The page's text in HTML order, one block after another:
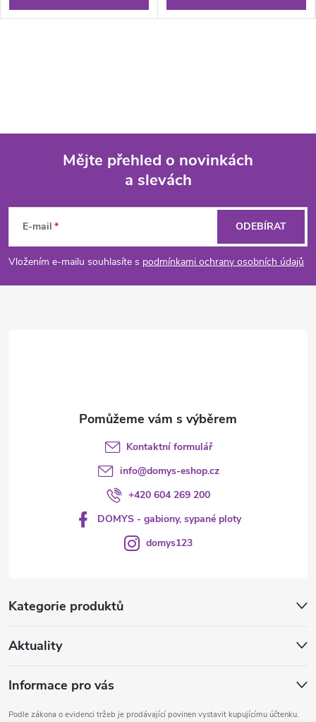
p
a
Mějte přehled o novinkách
a slevách
E-mail
Vložením e-mailu souhlasíte s podmínkami ochrany osobních údajů
ODEBÍRAT
Kategorie produktů
Aktuality
Informace pro vás
Podle zákona o evidenci tržeb je prodávající povinen vystavit kupujícímu účtenku.
Kontaktní formulář
info@domys-eshop.cz
+420 604 269 200
DOMYS - gabiony, sypané ploty
domys123